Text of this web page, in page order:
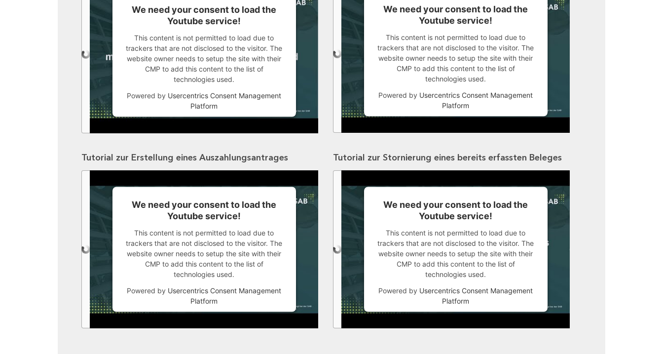
We need your consent to load the
Youtube service!
This content is not permitted to load due to
trackers that are not disclosed to the visitor. The
website owner needs to setup the site with their
CMP to add this content to the list of
technologies used.
Powered by Usercentrics Consent Management
Platform
We need your consent to load the
Youtube service!
This content is not permitted to load due to
trackers that are not disclosed to the visitor. The
website owner needs to setup the site with their
CMP to add this content to the list of
technologies used.
Powered by Usercentrics Consent Management
Platform
Tutorial zur Erstellung eines Auszahlungsantrages
We need your consent to load the
Youtube service!
This content is not permitted to load due to
trackers that are not disclosed to the visitor. The
website owner needs to setup the site with their
CMP to add this content to the list of
technologies used.
Powered by Usercentrics Consent Management
Platform
Tutorial zur Stornierung eines bereits erfassten Beleges
We need your consent to load the
Youtube service!
This content is not permitted to load due to
trackers that are not disclosed to the visitor. The
website owner needs to setup the site with their
CMP to add this content to the list of
technologies used.
Powered by Usercentrics Consent Management
Platform